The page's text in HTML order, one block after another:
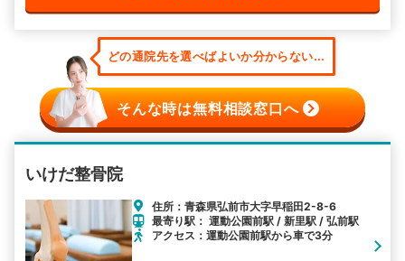
どの通院先を選べばよいか分からない...
そんな時は無料相談窓口へ
いけだ整骨院
住所：青森県弘前市大字早稲田2-8-6
最寄り駅： 運動公園前駅 / 新里駅 / 弘前駅
アクセス：運動公園前駅から車で3分